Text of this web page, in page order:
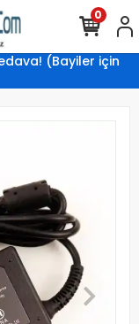
(Bayiler için
0